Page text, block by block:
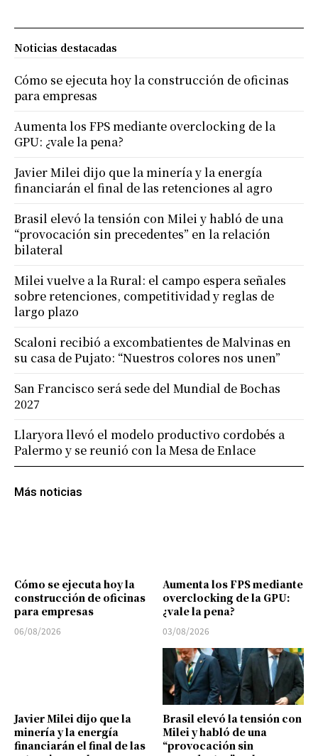
Más noticias
Cómo se ejecuta hoy la
construcción de oficinas
para empresas
06/08/2026
Aumenta los FPS mediante
overclocking de la GPU:
¿vale la pena?
03/08/2026
Javier Milei dijo que la
minería y la energía
financiarán el final de las
Brasil elevó la tensión con
Milei y habló de una
“provocación sin
Noticias destacadas
Cómo se ejecuta hoy la construcción de oficinas
para empresas
Aumenta los FPS mediante overclocking de la
GPU: ¿vale la pena?
Javier Milei dijo que la minería y la energía
financiarán el final de las retenciones al agro
Brasil elevó la tensión con Milei y habló de una
“provocación sin precedentes” en la relación
bilateral
Milei vuelve a la Rural: el campo espera señales
sobre retenciones, competitividad y reglas de
largo plazo
Scaloni recibió a excombatientes de Malvinas en
su casa de Pujato: “Nuestros colores nos unen”
San Francisco será sede del Mundial de Bochas
2027
Llaryora llevó el modelo productivo cordobés a
Palermo y se reunió con la Mesa de Enlace